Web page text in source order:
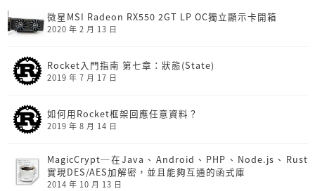
微星MSI Radeon RX550 2GT LP OC獨立顯示卡開箱
2020 年 2 月 13 日
Rocket入門指南 第七章：狀態(State)
2019 年 7 月 17 日
如何用Rocket框架回應任意資料？
2019 年 8 月 14 日
MagicCrypt─在Java、Android、PHP、Node.js、Rust
實現DES/AES加解密，並且能夠互通的函式庫
2014 年 10 月 13 日